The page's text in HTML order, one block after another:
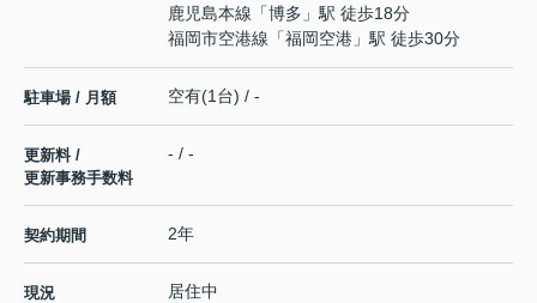
鹿児島本線 「博多 」駅 徒歩18分
福岡市空港線 「福岡空港 」駅 徒歩30分
駐車場 / 月額 空有(1台) / -
更新料 /
更新事務手数料
- / -
契約期間 2年
現況 居住中